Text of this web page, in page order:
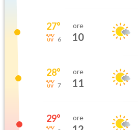
27°
6
ore
10
28°
7
ore
11
29° ore